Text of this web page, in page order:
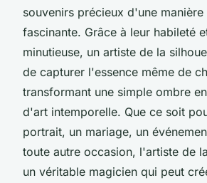
souvenirs précieux d'une manière
fascinante. Grâce à leur habileté
minutieuse, un artiste de la
de capturer l'essence même de
transformant une simple ombre
d'art intemporelle. Que ce soit
portrait, un mariage, un
toute autre occasion, l'artiste de
un véritable magicien qui peut